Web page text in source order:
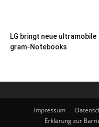
LG bringt neue ultramobile
gram-Notebooks
Impressum
Erklärung zur